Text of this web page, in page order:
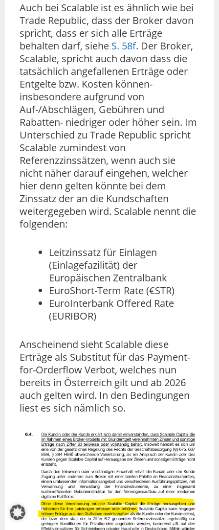
Auch bei Scalable ist es ähnlich wie bei
Trade Republic, dass der Broker davon
spricht, dass er sich alle Erträge
behalten darf, siehe S. 58f. Der Broker,
Scalable, spricht auch davon dass die
tatsächlich angefallenen Erträge oder
Entgelte bzw. Kosten können-
insbesondere aufgrund von
Auf-/Abschlägen, Gebühren und
Rabatten- niedriger oder höher sein. Im
Unterschied zu Trade Republic spricht
Scalable zumindest von
Referenzzinssätzen, wenn auch sie
nicht näher darauf eingehen, welcher
hier denn gelten könnte bei dem
Zinssatz der an die Kundschaften
weitergegeben wird. Scalable nennt die
folgenden:
Leitzinssatz für Einlagen
(Einlagefazilität) der
Europäischen Zentralbank
EuroShort-Term Rate (€STR)
EuroInterbank Offered Rate
(EURIBOR)
Anscheinend sieht Scalable diese
Erträge als Substitut für das Payment-
for-Orderflow Verbot, welches nun
bereits in Österreich gilt und ab 2026
auch gelten wird. In den Bedingungen
liest es sich nämlich so.